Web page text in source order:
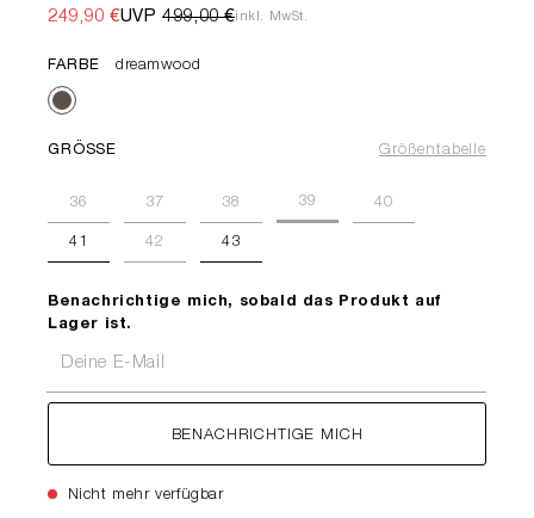
249,90 €UVP499,00 €inkl. MwSt.
FARBE dreamwood
GRÖSSE Größentabelle
36 37 38 39 40
41 42 43
Benachrichtige mich, sobald das Produkt auf
Lager ist.
BENACHRICHTIGE MICH
Nicht mehr verfügbar